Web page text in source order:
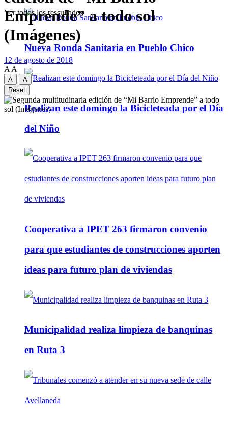
Nueva Ronda Sanitaria en Pueblo Chico
Realizan este domingo la Bicicleteada por el Día
del Niño
Cooperativa a IPET 263 firmaron convenio
para que estudiantes de construcciones aporten
ideas para futuro plan de viviendas
Municipalidad realiza limpieza de banquinas
en Ruta 3
Ver todos los ressultados
Emprende” a todo sol
(Imágenes)
12 de agosto de 2018
A A
A
A
Reset